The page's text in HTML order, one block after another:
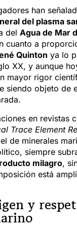
han
del plasma
del Agua de Mar
cuanto a
Quinton ya lo
XX, y aunque
mayor rigor
siendo objeto de
en revistas
Trace Element
de minerales
siempre
milagro,
está
y